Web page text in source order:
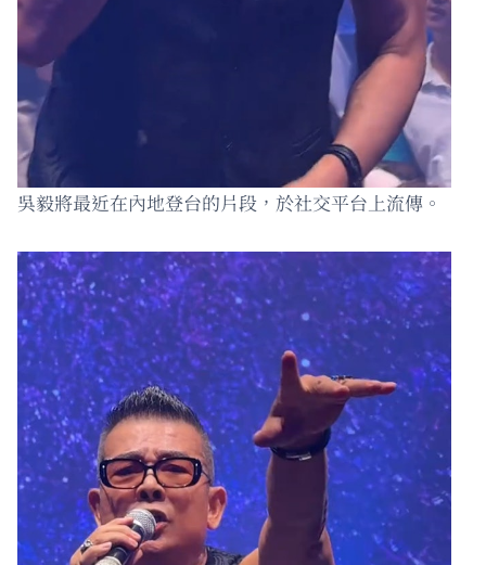
吳毅將最近在內地登台的片段，於社交平台上流傳。